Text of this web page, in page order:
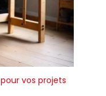
vos projets